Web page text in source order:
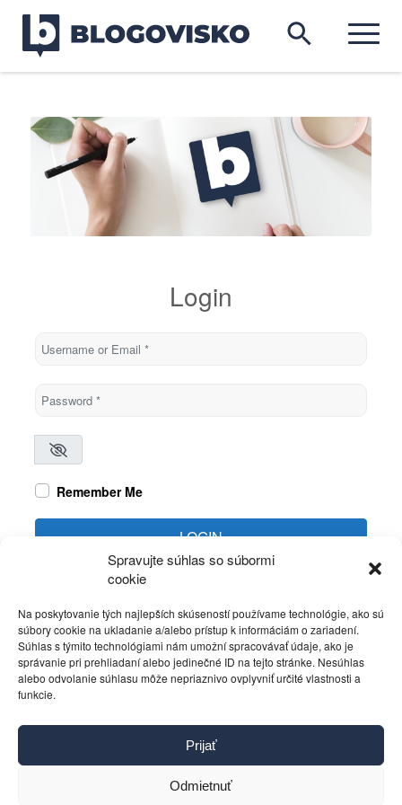
Spravujte súhlas so súbormi
cookie
Na poskytovanie tých najlepších skúseností používame technológie, ako sú
súbory cookie na ukladanie a/alebo prístup k informáciám o zariadení.
Súhlas s týmito technológiami nám umožní spracovávať údaje, ako je
správanie pri prehliadaní alebo jedinečné ID na tejto stránke. Nesúhlas
alebo odvolanie súhlasu môže nepriaznivo ovplyvniť určité vlastnosti a
funkcie.
Prijať
Odmietnuť
Login
Username or Email
Password*
Remember Me
LOGIN
Kontakt
Pravidlá používania